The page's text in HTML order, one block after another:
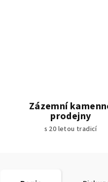
Zázemní
prodejny
s 20 letou tradicí